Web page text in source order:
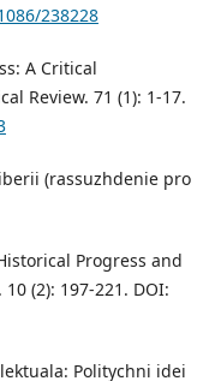
238228
A Critical
Review. 71 (1): 1-17.
(rassuzhdenie pro
Progress and
(2): 197-221. DOI:
Politychni idei